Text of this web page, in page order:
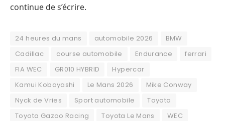
continue de s’écrire.
24 heures du mans automobile 2026
BMW
Cadillac
course automobile Endurance
ferrari
FIA WEC
GR010 HYBRID
Hypercar
Kamui Kobayashi
Le Mans 2026
Mike Conway
Nyck de Vries
Sport automobile
Toyota
Toyota Gazoo Racing
Toyota Le Mans WEC